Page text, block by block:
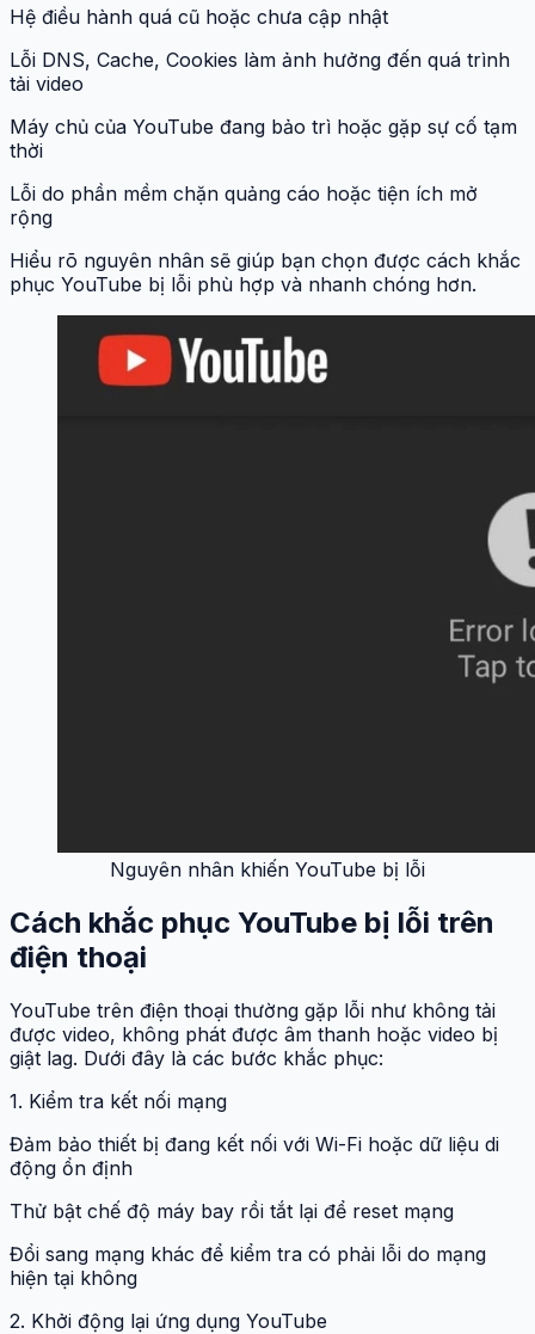
Hệ điều hành quá cũ hoặc chưa cập nhật
Lỗi DNS, Cache, Cookies làm ảnh hưởng đến quá trình
tải video
Máy chủ của YouTube đang bảo trì hoặc gặp sự cố tạm
thời
Lỗi do phần mềm chặn quảng cáo hoặc tiện ích mở
rộng
Hiểu rõ nguyên nhân sẽ giúp bạn chọn được cách khắc
phục YouTube bị lỗi phù hợp và nhanh chóng hơn.
Nguyên nhân khiến YouTube bị lỗi
Cách khắc phục YouTube bị lỗi trên
điện thoại
YouTube trên điện thoại thường gặp lỗi như không tải
được video, không phát được âm thanh hoặc video bị
giật lag. Dưới đây là các bước khắc phục:
1. Kiểm tra kết nối mạng
Đảm bảo thiết bị đang kết nối với Wi-Fi hoặc dữ liệu di
động ổn định
Thử bật chế độ máy bay rồi tắt lại để reset mạng
Đổi sang mạng khác để kiểm tra có phải lỗi do mạng
hiện tại không
2. Khởi động lại ứng dụng YouTube